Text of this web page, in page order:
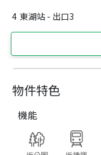
物件特色
機能
4 東湖站 - 出口3